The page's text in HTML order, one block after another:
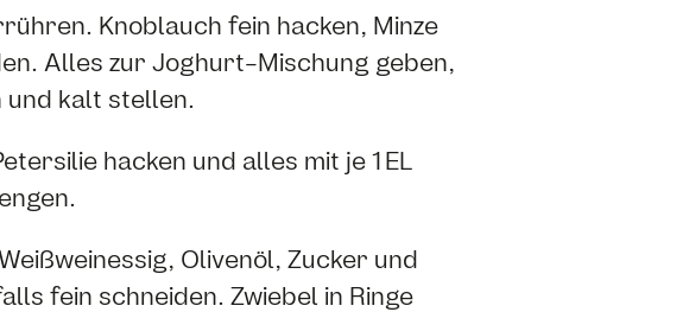
Knoblauch fein hacken, Minze
Alles zur Joghurt-Mischung geben,
und kalt stellen.
hacken und alles mit je 1 EL
Olivenöl, Zucker und
fein schneiden. Zwiebel in Ringe